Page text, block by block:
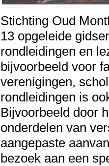
Stichting Oud
13 opgeleide
rondleidingen en
bijvoorbeeld voor
verenigingen,
rondleidingen is
Bijvoorbeeld door
onderdelen van
aangepaste
bezoek aan een